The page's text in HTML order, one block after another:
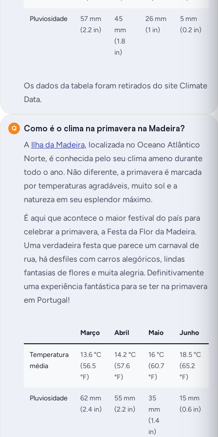
Pluviosidade
57 mm
(2.2 in)
45
mm
(1.8
in)
26 mm
(1 in)
5 mm
(0.2 in)
Os dados da tabela foram retirados do site Climate
Data.
Como é o clima na primavera na Madeira?
A Ilha da Madeira, localizada no Oceano Atlântico
Norte, é conhecida pelo seu clima ameno durante
todo o ano. Não diferente, a primavera é marcada
por temperaturas agradáveis, muito sol e a
natureza em seu esplendor máximo.
É aqui que acontece o maior festival do país para
celebrar a primavera, a Festa da Flor da Madeira.
Uma verdadeira festa que parece um carnaval de
rua, há desfiles com carros alegóricos, lindas
fantasias de flores e muita alegria. Definitivamente
uma experiência fantástica para se ter na primavera
em Portugal!
Março Abril Maio Junho
Temperatura
média
13.6 °C
(56.5
°F)
14.2 °C
(57.6
°F)
16 °C
(60.7
°F)
18.5 °C
(65.2
°F)
Pluviosidade
62 mm
(2.4 in)
55 mm
(2.2 in)
35
mm
(1.4
in)
15 mm
(0.6 in)